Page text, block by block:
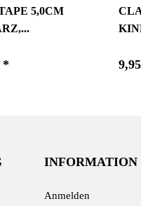
5,0CM
*
INFORMATION
Anmelden